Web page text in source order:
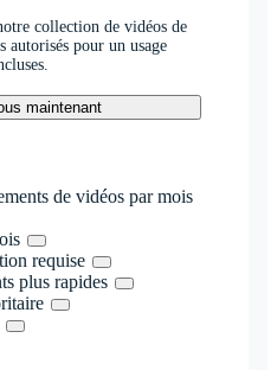
collection de vidéos de
autorisés pour un usage
maintenant
de vidéos par mois
requise
plus rapides